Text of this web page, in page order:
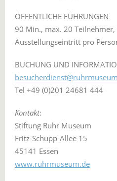
ÖFFENTLICHE FÜHRUNGEN
90 Min., max. 20
Ausstellungseintritt pro
BUCHUNG UND
Tel +49 (0)201 24681 444
Kontakt:
Stiftung Ruhr Museum
Fritz-Schupp-Allee 15
45141 Essen
www.ruhrmuseum.de